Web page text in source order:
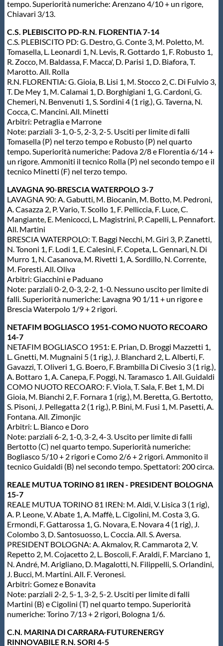
Qualità
Sostenibilità
Privacy
Cookie Policy
Archivio News
Flash News
Galleria fotografica
Videogallery
Intranet
Webmail
Mappa del sito
tempo. Superiorità numeriche: Arenzano 4/10 + un rigore,
Chiavari 3/13.
C.S. PLEBISCITO PD-R.N. FLORENTIA 7-14
C.S. PLEBISCITO PD: G. Destro, G. Conte 3, M. Poletto, M.
Tomasella, L. Leonardi 1, N. Levis, R. Gottardo 1, F. Robusto 1,
R. Zocco, M. Baldassa, F. Macca', D. Parisi 1, D. Biafora, T.
Marotto. All. Rolla
R.N. FLORENTIA: G. Gioia, B. Lisi 1, M. Stocco 2, C. Di Fulvio 3,
T. De Mey 1, M. Calamai 1, D. Borghigiani 1, G. Cardoni, G.
Chemeri, N. Benvenuti 1, S. Sordini 4 (1 rig.), G. Taverna, N.
Cocca, C. Mancini. All. Minetti
Arbitri: Petraglia e Marrone
Note: parziali 3-1, 0-5, 2-3, 2-5. Usciti per limite di falli
Tomasella (P) nel terzo tempo e Robusto (P) nel quarto
tempo. Superiorità numeriche: Padova 2/8 e Florentia 6/14 +
un rigore. Ammoniti il tecnico Rolla (P) nel secondo tempo e il
tecnico Minetti (F) nel terzo tempo.
LAVAGNA 90-BRESCIA WATERPOLO 3-7
LAVAGNA 90: A. Gabutti, M. Biocanin, M. Botto, M. Pedroni,
A. Casazza 2, P. Vario, T. Scollo 1, F. Pelliccia, F. Luce, C.
Mangiante, E. Menicocci, L. Magistrini, P. Capelli, L. Pennafort.
All. Martini
BRESCIA WATERPOLO: T. Baggi Necchi, M. Giri 3, P. Zanetti,
N. Tononi 1, F. Lodi 1, E. Calesini, F. Copeta, L. Gennari, N. Di
Murro 1, N. Casanova, M. Rivetti 1, A. Sordillo, N. Corrente,
M. Foresti. All. Oliva
Arbitri: Giacchini e Paduano
Note: parziali 0-2, 0-3, 2-2, 1-0. Nessuno uscito per limite di
falli. Superiorità numeriche: Lavagna 90 1/11 + un rigore e
Brescia Waterpolo 1/9 + 2 rigori.
NETAFIM BOGLIASCO 1951-COMO NUOTO RECOARO
14-7
NETAFIM BOGLIASCO 1951: E. Prian, D. Broggi Mazzetti 1,
L. Gnetti, M. Mugnaini 5 (1 rig.), J. Blanchard 2, L. Alberti, F.
Gavazzi, T. Oliveri 1, G. Boero, F. Brambilla Di Civesio 3 (1 rig.),
A. Bottaro 1, A. Canepa, F. Poggi, N. Taramasco 1. All. Guidaldi
COMO NUOTO RECOARO: F. Viola, T. Sala, F. Bet 1, M. Di
Gioia, M. Bianchi 2, F. Fornara 1 (rig.), M. Beretta, G. Bertotto,
S. Pisoni, J. Pellegatta 2 (1 rig.), P. Bini, M. Fusi 1, M. Pasetti, A.
Fontana. All. Zimonjic
Arbitri: L. Bianco e Doro
Note: parziali 6-2, 1-0, 3-2, 4-3. Uscito per limite di falli
Bertotto (C) nel quarto tempo. Superiorità numeriche:
Bogliasco 5/10 + 2 rigori e Como 2/6 + 2 rigori. Ammonito il
tecnico Guidaldi (B) nel secondo tempo. Spettatori: 200 circa.
REALE MUTUA TORINO 81 IREN - PRESIDENT BOLOGNA
15-7
REALE MUTUA TORINO 81 IREN: M. Aldi, V. Lisica 3 (1 rig),
A. P. Leone, V. Abate 1, A. Maffè, L. Cigolini, M. Costa 3, G.
Ermondi, F. Gattarossa 1, G. Novara, E. Novara 4 (1 rig), J.
Colombo 3, D. Santosuosso, L. Coccia. All. S. Aversa.
PRESIDENT BOLOGNA: A. Akmalov, R. Cammarota 2, V.
Repetto 2, M. Cojacetto 2, L. Boscoli, F. Araldi, F. Marciano 1,
N. André, M. Arigliano, D. Magalotti, N. Filippelli, S. Orlandini,
J. Bucci, M. Martini. All. F. Veronesi.
Arbitri: Gomez e Bonavita
Note: parziali 2-2, 5-1, 3-2, 5-2. Usciti per limite di falli
Martini (B) e Cigolini (T) nel quarto tempo. Superiorità
numeriche: Torino 7/13 + 2 rigori, Bologna 1/6.
C.N. MARINA DI CARRARA-FUTURENERGY
RINNOVABILE R.N. SORI 4-5